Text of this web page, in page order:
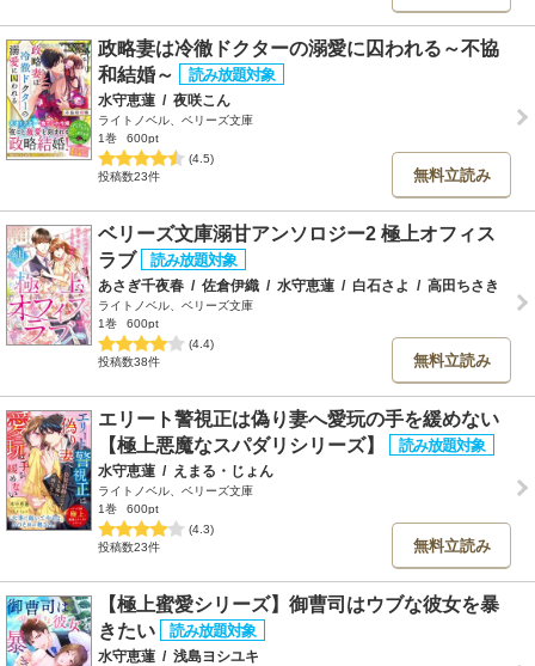
政略妻は冷徹ドクターの溺愛に囚われる～不協
和結婚～
水守恵蓮 / 夜咲こん
ライトノベル、ベリーズ文庫
1巻
600pt
(4.5)
投稿数23件
無料立読み
ベリーズ文庫溺甘アンソロジー2 極上オフィス
ラブ
あさぎ千夜春 / 佐倉伊織 / 水守恵蓮 / 白石さよ / 高田ちさき
ライトノベル、ベリーズ文庫
1巻
600pt
(4.4)
投稿数38件
無料立読み
エリート警視正は偽り妻へ愛玩の手を緩めない
【極上悪魔なスパダリシリーズ】
水守恵蓮 / えまる・じょん
ライトノベル、ベリーズ文庫
1巻
600pt
(4.3)
投稿数23件
無料立読み
【極上蜜愛シリーズ】御曹司はウブな彼女を暴
きたい
水守恵蓮 / 浅島ヨシユキ